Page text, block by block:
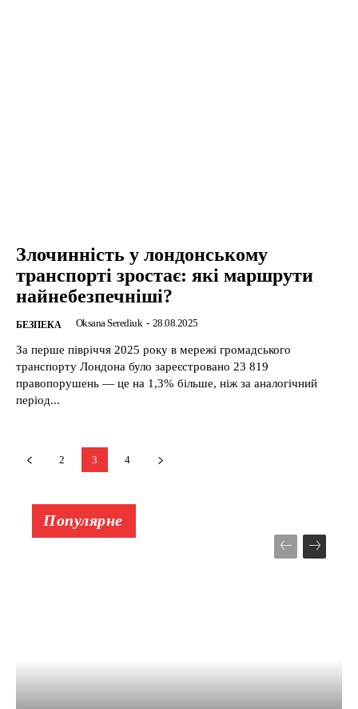
Злочинність у лондонському
транспорті зростає: які маршрути
найнебезпечніші?
БЕЗПЕКА Oksana Serediuk - 28.08.2025
За перше півріччя 2025 року в мережі громадського
транспорту Лондона було зареєстровано 23 819
правопорушень — це на 1,3% більше, ніж за аналогічний
період...
2 3 4
Популярне